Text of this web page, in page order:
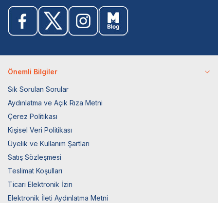
Önemli Bilgiler
Sık Sorulan Sorular
Aydınlatma ve Açık Rıza Metni
Çerez Politikası
Kişisel Veri Politikası
Üyelik ve Kullanım Şartları
Satış Sözleşmesi
Teslimat Koşulları
Ticari Elektronik İzin
Elektronik İleti Aydınlatma Metni